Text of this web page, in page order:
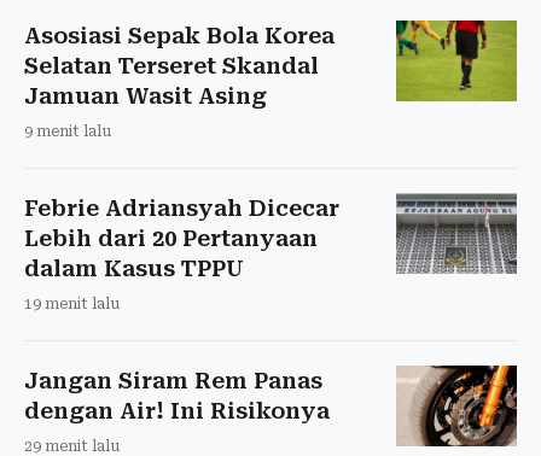
Asosiasi Sepak Bola Korea
Selatan Terseret Skandal
Jamuan Wasit Asing
9 menit lalu
Febrie Adriansyah Dicecar
Lebih dari 20 Pertanyaan
dalam Kasus TPPU
19 menit lalu
Jangan Siram Rem Panas
dengan Air! Ini Risikonya
29 menit lalu